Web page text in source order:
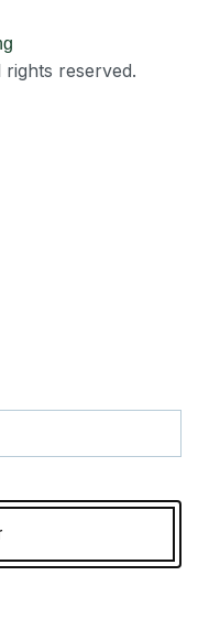
reserved.